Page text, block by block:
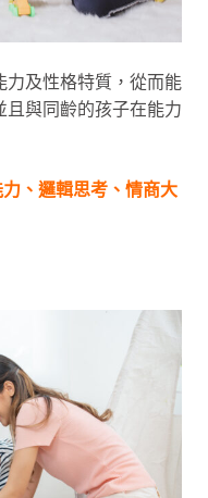
力及性格特質，從而能
與同齡的孩子在能力
力、邏輯思考、情商大